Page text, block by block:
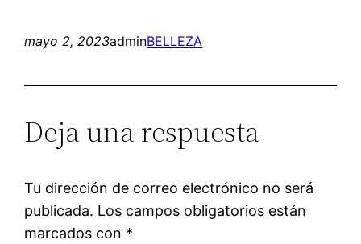
mayo 2, 2023adminBELLEZA
Deja una respuesta
Tu dirección de correo electrónico no será
publicada. Los campos obligatorios están
marcados con *